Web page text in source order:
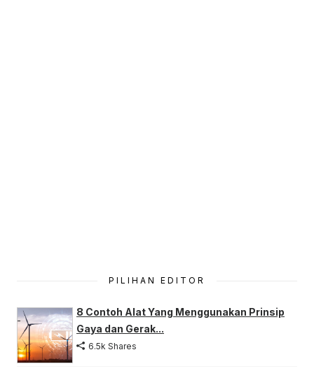
PILIHAN EDITOR
8 Contoh Alat Yang Menggunakan Prinsip
Gaya dan Gerak...
6.5k Shares